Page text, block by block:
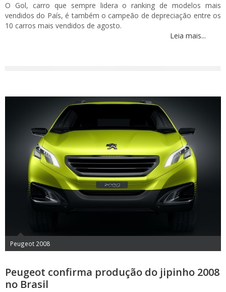
O Gol, carro que sempre lidera o ranking de modelos mais
vendidos do País, é também o campeão de depreciação entre os
10 carros mais vendidos de agosto.
Leia mais...
Peugeot 2008
Peugeot confirma produção do jipinho 2008
no Brasil